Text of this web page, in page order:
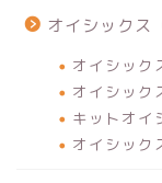
オイシックス
オイシック
オイシック
キットオイ
オイシック